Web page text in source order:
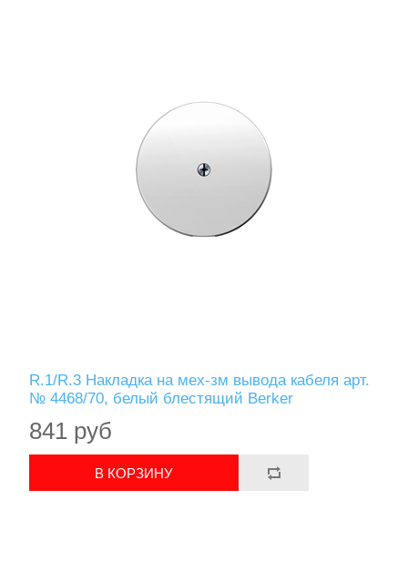
R.1/R.3 Накладка на мех-зм вывода кабеля арт.
№ 4468/70, белый блестящий Berker
841 руб